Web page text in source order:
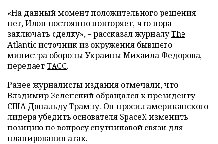
«На данный момент положительного решения
нет, Илон постоянно повторяет, что пора
заключать сделку», – рассказал журналуThe
Atlanticисточник из окружения бывшего
министра обороны Украины Михаила Федорова,
передаетТАСС.
Ранее журналисты издания отмечали, что
Владимир Зеленский обращался к президенту
США Дональду Трампу. Он просил американского
лидера убедить основателя SpaceX изменить
позицию по вопросу спутниковой связи для
планирования атак.